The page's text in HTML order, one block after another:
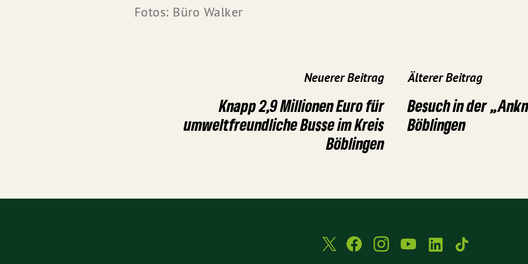
Fotos: Büro Walker
Neuerer Beitrag
Knapp 2,9 Millionen Euro für
umweltfreundliche Busse im Kreis
Böblingen
Älterer Beitrag
Besuch in der
Böblingen